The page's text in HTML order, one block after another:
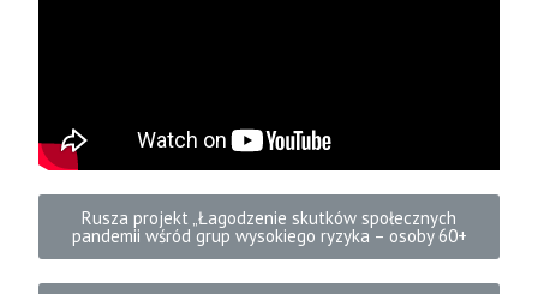
Rusza projekt „Łagodzenie skutków społecznych
pandemii wśród grup wysokiego ryzyka – osoby 60+